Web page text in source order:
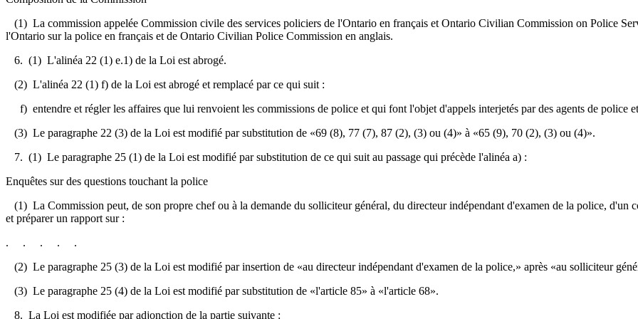
(1) La commission appelée Commission civile des services policiers de l'Ontario en français et Ontario Civilian Commission on Police
l'Ontario sur la police en français et de Ontario Civilian Police Commission en anglais.
6. (1) L'alinéa 22 (1) e.1) de la Loi est abrogé.
(2) L'alinéa 22 (1) f) de la Loi est abrogé et remplacé par ce qui suit :
f) entendre et régler les affaires que lui renvoient les commissions de police et qui font l'objet d'appels interjetés par des agents de police
(3) Le paragraphe 22 (3) de la Loi est modifié par substitution de «69 (8), 77 (7), 87 (2), (3) ou (4)» à «65 (9), 70 (2), (3) ou (4)».
7. (1) Le paragraphe 25 (1) de la Loi est modifié par substitution de ce qui suit au passage qui précède l'alinéa a) :
Enquêtes sur des questions touchant la police
(1) La Commission peut, de son propre chef ou à la demande du solliciteur général, du directeur indépendant d'examen de la police, d'un
et préparer un rapport sur :
. . . . .
(2) Le paragraphe 25 (3) de la Loi est modifié par insertion de «au directeur indépendant d'examen de la police,» après «au solliciteur
(3) Le paragraphe 25 (4) de la Loi est modifié par substitution de «l'article 85» à «l'article 68».
8. La Loi est modifiée par adjonction de la partie suivante :